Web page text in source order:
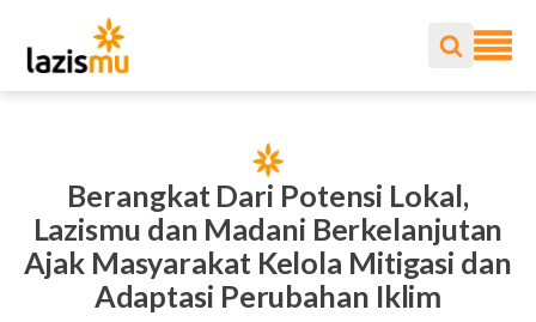
Berangkat Dari Potensi Lokal,
Lazismu dan Madani Berkelanjutan
Ajak Masyarakat Kelola Mitigasi dan
Adaptasi Perubahan Iklim